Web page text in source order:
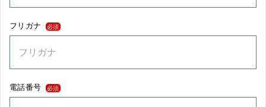
フリガナ 必須
電話番号 必須